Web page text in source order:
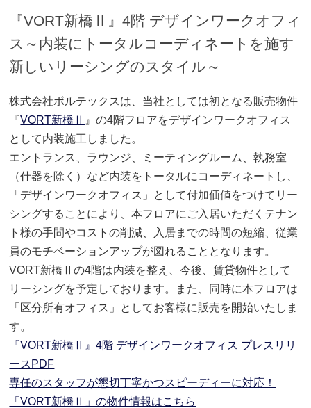
『VORT新橋Ⅱ』4階 デザインワークオフィ
ス～内装にトータルコーディネートを施す
新しいリーシングのスタイル～
株式会社ボルテックスは、当社としては初となる販売物件
『VORT新橋Ⅱ 』の4階フロアをデザインワークオフィス
として内装施工しました。
エントランス、ラウンジ、ミーティングルーム、執務室
（什器を除く）など内装をトータルにコーディネートし、
「デザインワークオフィス」として付加価値をつけてリー
シングすることにより、本フロアにご入居いただくテナン
ト様の手間やコストの削減、入居までの時間の短縮、従業
員のモチベーションアップが図れることとなります。
VORT新橋Ⅱの4階は内装を整え、今後、賃貸物件として
リーシングを予定しております。また、同時に本フロアは
「区分所有オフィス」としてお客様に販売を開始いたしま
す。
『VORT新橋Ⅱ』4階 デザインワークオフィス プレスリリ
ースPDF
専任のスタッフが懇切丁寧かつスピーディーに対応！
「VORT新橋Ⅱ」の物件情報はこちら